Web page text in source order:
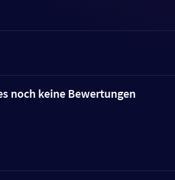
noch keine Bewertungen